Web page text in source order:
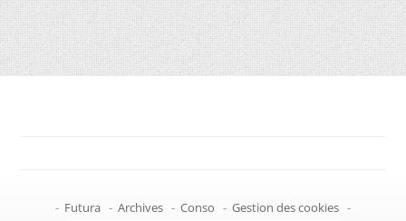
- Futura - Archives - Conso - Gestion des cookies -